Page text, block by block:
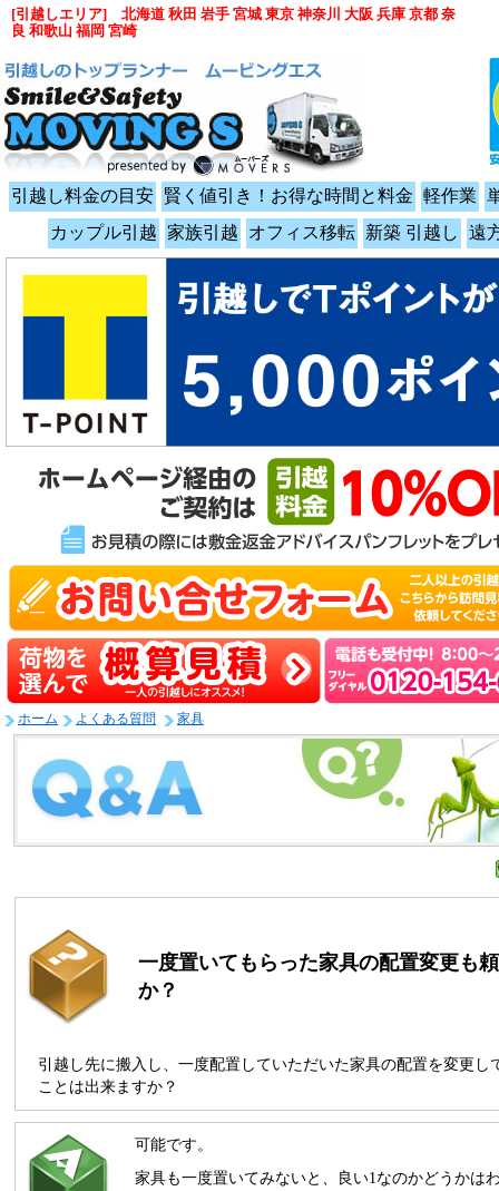
引越し料金の目安 賢く値引き！お得な時間と料金 軽作業
カップル引越 家族引越 オフィス移転 新築 引越し 遠
ホーム よくある質問 家具
一度置いてもらった家具の配置変更も
か？
引越し先に搬入し、一度配置していただいた家具の配置を変更し
ことは出来ますか？
可能です。
家具も一度置いてみないと、良い1なのかどうかは
[引越しエリア] 北海道 秋田 岩手 宮城 東京 神奈川 大阪 兵庫 京都 奈
良 和歌山 福岡 宮崎